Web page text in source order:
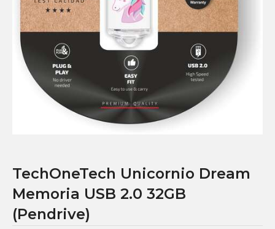
TechOneTech Unicornio Dream
Memoria USB 2.0 32GB
(Pendrive)